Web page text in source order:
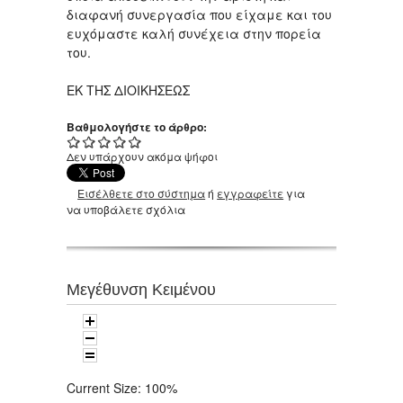
διαφανή συνεργασία που είχαμε και του
ευχόμαστε καλή συνέχεια στην πορεία
του.
ΕΚ ΤΗΣ ΔΙΟΙΚΗΣΕΩΣ
Βαθμολογήστε το άρθρο:
Δεν υπάρχουν ακόμα ψήφοι
Εισέλθετε στο σύστημαή εγγραφείτε για
να υποβάλετε σχόλια
Μεγέθυνση Κειμένου
Current Size: 100%